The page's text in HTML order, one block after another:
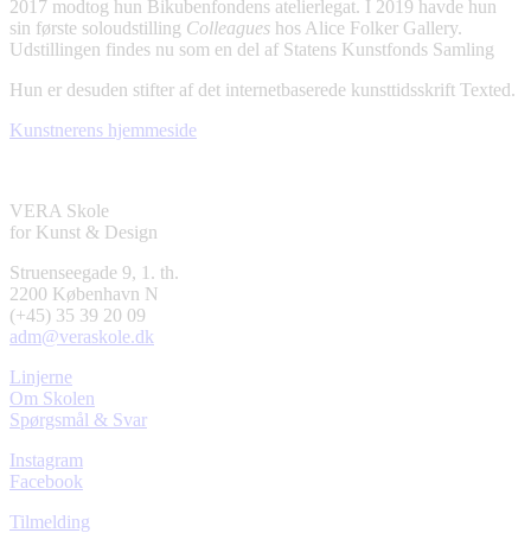
2017 modtog hun Bikubenfondens atelierlegat. I 2019 havde hun
sin første soloudstilling Colleagues hos Alice Folker Gallery.
Udstillingen findes nu som en del af Statens Kunstfonds Samling
Hun er desuden stifter af det internetbaserede kunsttidsskrift Texted.
Kunstnerens hjemmeside
VERA Skole
for Kunst & Design
Struenseegade 9, 1. th.
2200 København N
(+45) 35 39 20 09
adm@veraskole.dk
Linjerne
Om Skolen
Spørgsmål & Svar
Instagram
Facebook
Tilmelding